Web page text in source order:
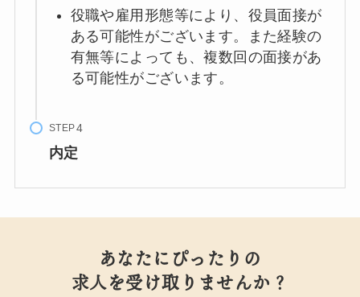
役職や雇用形態等により、役員面接が
ある可能性がございます。また経験の
有無等によっても、複数回の面接があ
る可能性がございます。
STEP
内定
あなたにぴったりの
求人を受け取りませんか？